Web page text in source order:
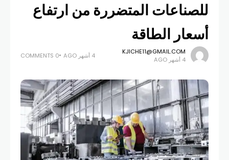
للصناعات المتضررة من ارتفاع
أسعار الطاقة
KJICHE11@GMAIL.COM
4 أشهر AGO
4 أشهر AGO 0 COMMENTS